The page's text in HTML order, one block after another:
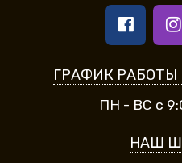
ГРАФИК
ПН - ВС с
НАШ